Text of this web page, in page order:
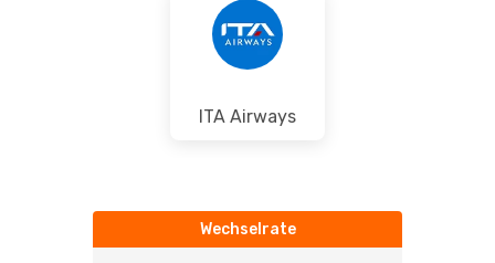
ITA Airways
Wechselrate